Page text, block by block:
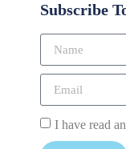
Subscribe
I have read